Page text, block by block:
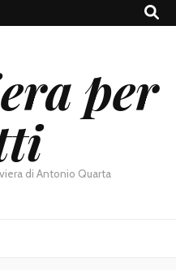
per
di Antonio Quarta